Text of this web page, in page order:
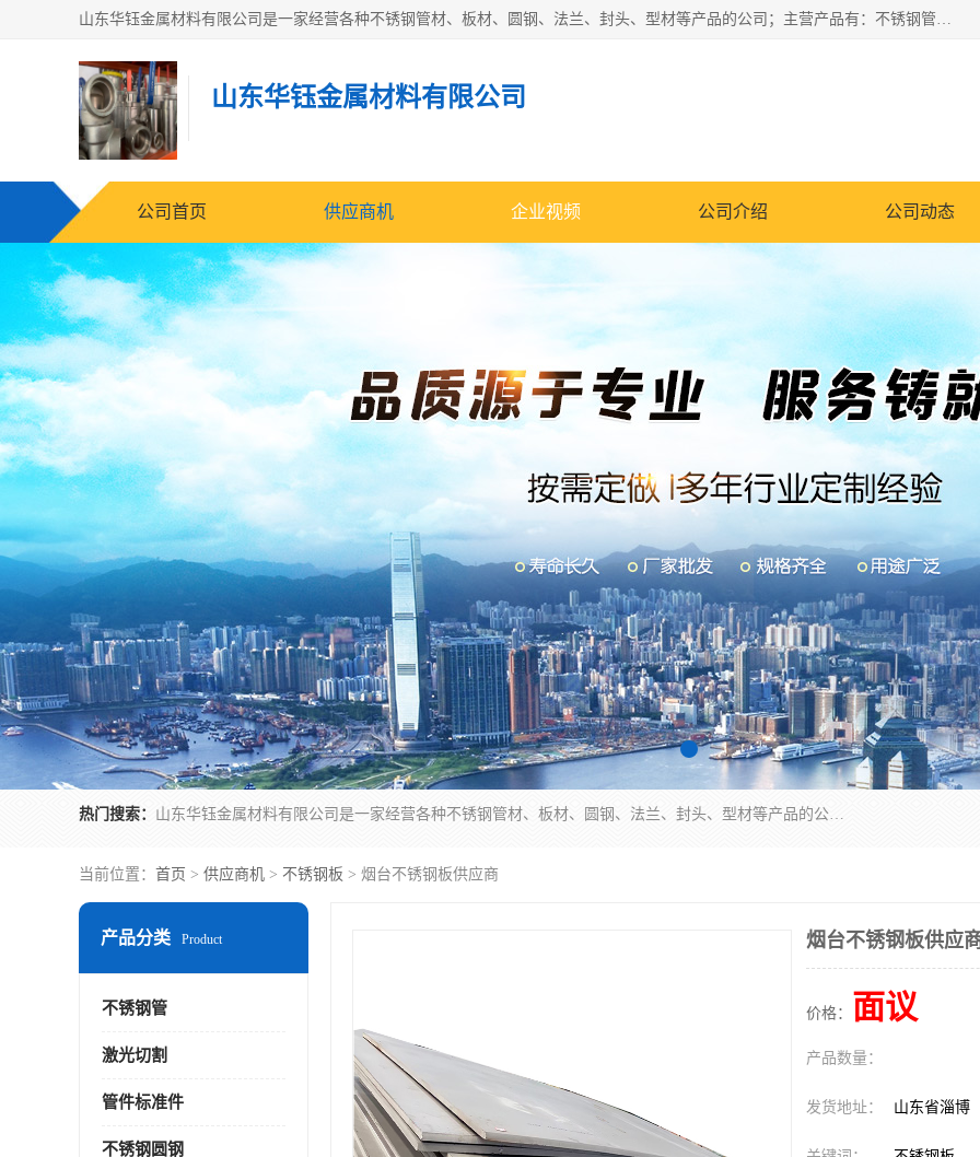
山东华钰金属材料有限公司是一家经营各种不锈钢管材、板材、圆钢、法兰、封头、型材等产品的公司；主营产品有：不锈钢管，激光切割，管件标准件，不锈钢圆钢，不锈钢人孔，不锈钢亮管，不锈钢角钢，不锈钢加工，不锈钢管子，不锈钢工业方管，不锈钢封头，不锈钢法兰，不锈钢阀门，不锈钢槽钢，不锈钢扁钢，不锈钢板等；可为客户制作各种规格的型材及不锈钢配件、非标准件及各种容器具等，能满足客户的不同采购要求。
山东华钰金属材料有限公司
公司首页 供应商机 企业视频 公司介绍 公司动态
热门搜索： 山东华钰金属材料有限公司是一家经营各种不锈钢管材、板材、圆钢、法兰、封头、型材等产品的公司；主营产品有：不锈钢管，激光切割，管件标准件，不锈钢圆钢，不锈钢人孔，不锈钢亮管，不锈钢角钢，不锈钢加工，不锈钢管子，不锈钢工业方管，不锈钢封头，不锈钢法兰，不锈钢阀门，不锈钢槽钢，不锈钢扁钢，不锈钢板等；可为客户制作各种规格的型材及不锈钢配件、非标准件及各种容器具等，能满足客户的不同采购要求。
当前位置： 首页 > 供应商机 > 不锈钢板 > 烟台不锈钢板供应商
产品分类 Product
不锈钢管
激光切割
管件标准件
不锈钢圆钢
烟台不锈钢板供应
价格： 面议
产品数量：
发货地址： 山东省淄博